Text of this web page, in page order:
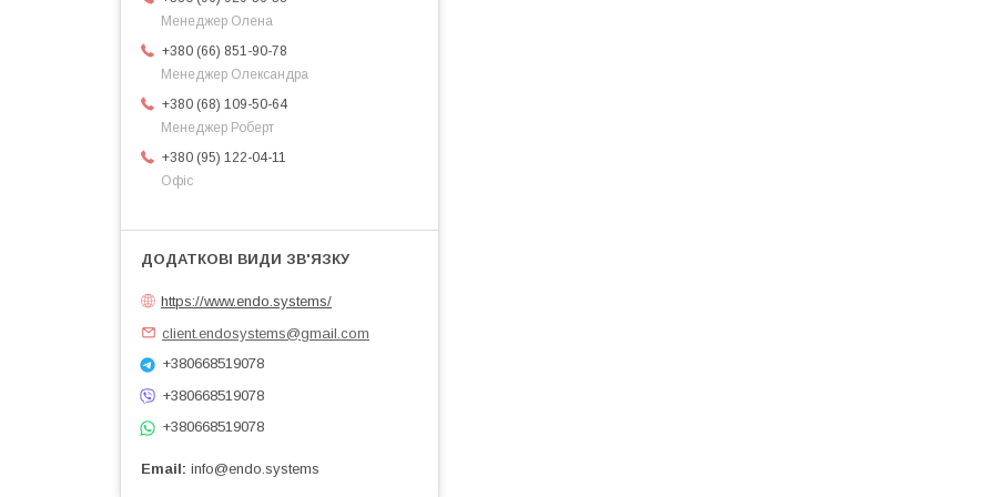
Менеджер Олена
+380 (66) 851-90-78
Менеджер Олександра
+380 (68) 109-50-64
Менеджер Роберт
+380 (95) 122-04-11
Офіс
https://www.endo.systems/
client.endosystems@gmail.com
+380668519078
+380668519078
+380668519078
Email info@endo.systems